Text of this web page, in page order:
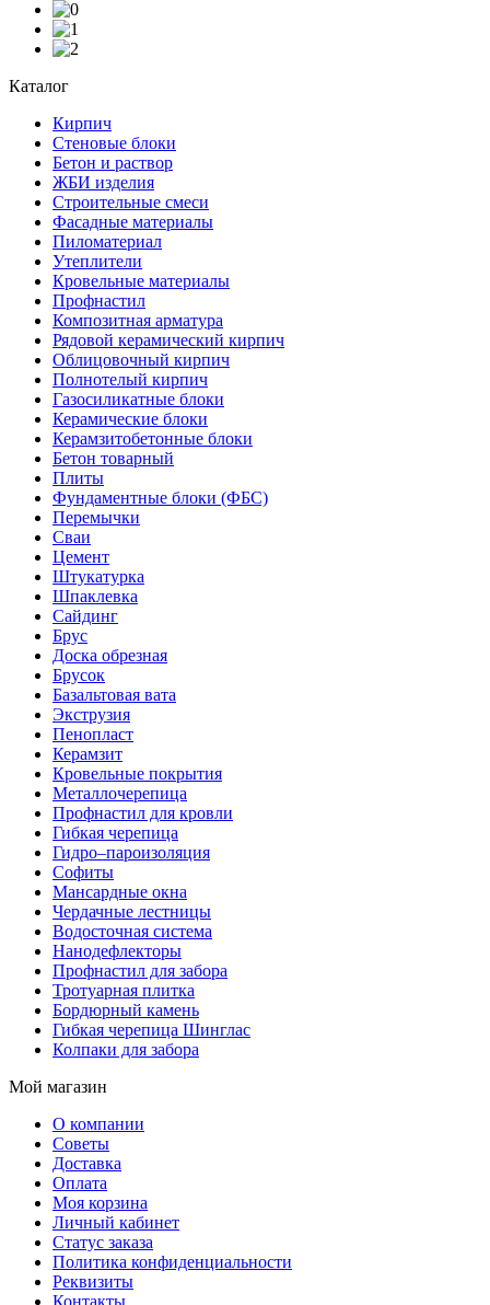
Каталог
Кирпич
Стеновые блоки
Бетон и раствор
ЖБИ изделия
Строительные смеси
Фасадные материалы
Пиломатериал
Утеплители
Кровельные материалы
Профнастил
Композитная арматура
Рядовой керамический кирпич
Облицовочный кирпич
Полнотелый кирпич
Газосиликатные блоки
Керамические блоки
Керамзитобетонные блоки
Бетон товарный
Плиты
Фундаментные блоки (ФБС)
Перемычки
Сваи
Цемент
Штукатурка
Шпаклевка
Сайдинг
Брус
Доска обрезная
Брусок
Базальтовая вата
Экструзия
Пенопласт
Керамзит
Кровельные покрытия
Металлочерепица
Профнастил для кровли
Гибкая черепица
Гидро–пароизоляция
Софиты
Мансардные окна
Чердачные лестницы
Водосточная система
Нанодефлекторы
Профнастил для забора
Тротуарная плитка
Бордюрный камень
Гибкая черепица Шинглас
Колпаки для забора
Мой магазин
О компании
Советы
Доставка
Оплата
Моя корзина
Личный кабинет
Статус заказа
Политика конфиденциальности
Реквизиты